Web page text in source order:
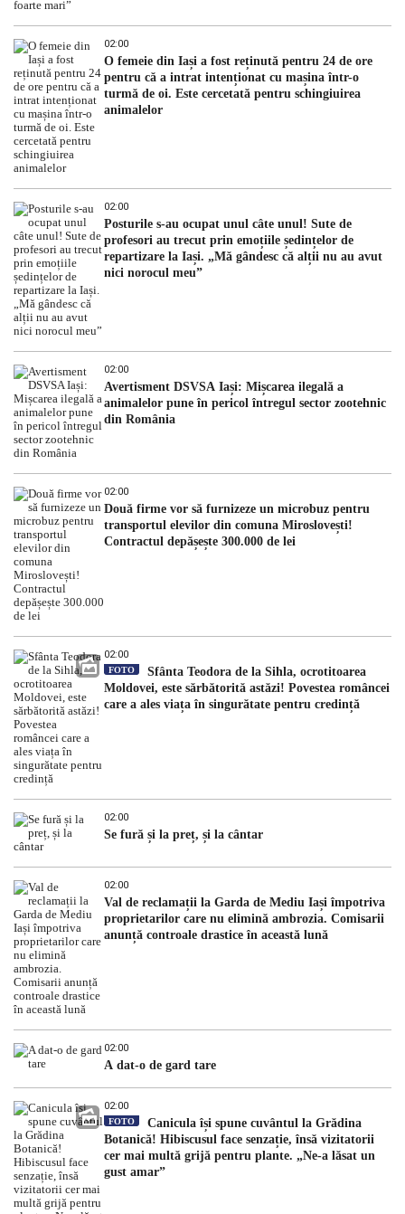
02:00
O femeie din Iași a fost reținută pentru 24 de ore
pentru că a intrat intenționat cu mașina într-o
turmă de oi. Este cercetată pentru schingiuirea
animalelor
02:00
Posturile s-au ocupat unul câte unul! Sute de
profesori au trecut prin emoțiile ședințelor de
repartizare la Iași. „Mă gândesc că alții nu au avut
nici norocul meu”
02:00
Avertisment DSVSA Iași: Mișcarea ilegală a
animalelor pune în pericol întregul sector zootehnic
din România
02:00
Două firme vor să furnizeze un microbuz pentru
transportul elevilor din comuna Miroslovești!
Contractul depășește 300.000 de lei
02:00
FOTO
Sfânta Teodora de la Sihla, ocrotitoarea
Moldovei, este sărbătorită astăzi! Povestea româncei
care a ales viața în singurătate pentru credință
02:00
Se fură și la preț, și la cântar
02:00
Val de reclamații la Garda de Mediu Iași împotriva
proprietarilor care nu elimină ambrozia. Comisarii
anunță controale drastice în această lună
02:00
A dat-o de gard tare
02:00
FOTO
Canicula își spune cuvântul la Grădina
Botanică! Hibiscusul face senzație, însă vizitatorii
cer mai multă grijă pentru plante. „Ne-a lăsat un
gust amar”